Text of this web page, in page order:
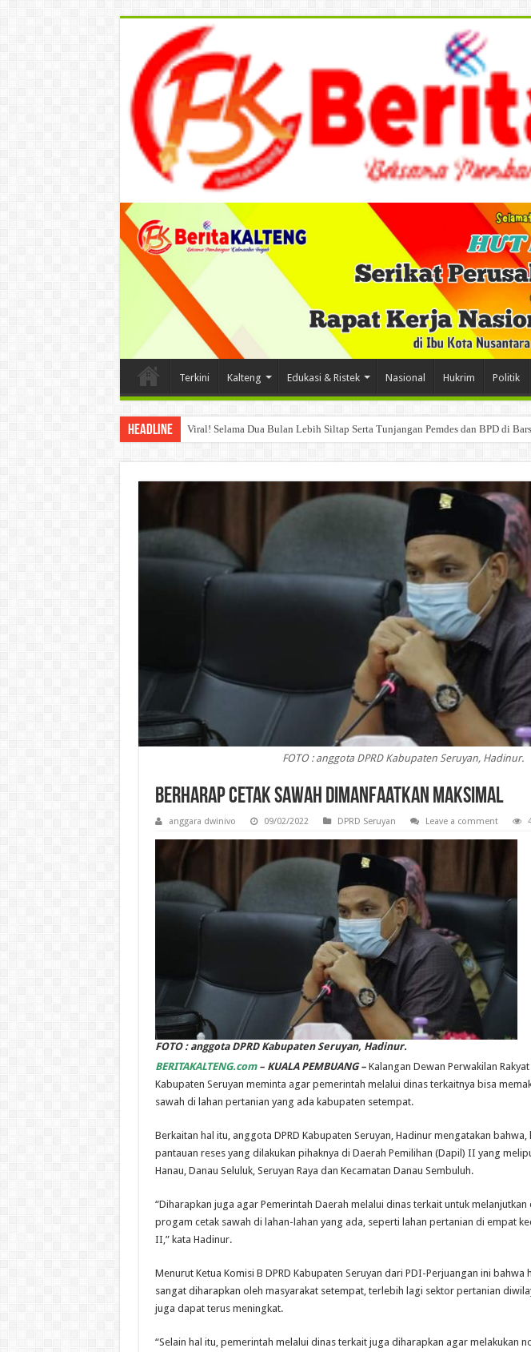
Terkini Kalteng Edukasi & Ristek Nasional Hukrim Politik
Headline Viral! Selama Dua Bulan Lebih Siltap Serta Tunjangan Pemdes dan BPD di
FOTO : anggota DPRD Kabupaten Seruyan, Hadinur.
Berharap Cetak Sawah Dimanfaatkan Maksimal
anggara dwinivo 09/02/2022 DPRD Seruyan Leave a comment
FOTO : anggota DPRD Kabupaten Seruyan, Hadinur.
BERITAKALTENG.com– KUALA PEMBUANG – Kalangan Dewan Perwakilan Rakyat
Kabupaten Seruyan meminta agar pemerintah melalui dinas terkaitnya bisa
sawah di lahan pertanian yang ada kabupaten setempat.
Berkaitan hal itu, anggota DPRD Kabupaten Seruyan, Hadinur mengatakan
pantauan reses yang dilakukan pihaknya di Daerah Pemilihan (Dapil) II yang
Hanau, Danau Seluluk, Seruyan Raya dan Kecamatan Danau Sembuluh.
“Diharapkan juga agar Pemerintah Daerah melalui dinas terkait untuk melanjutkan
progam cetak sawah di lahan-lahan yang ada, seperti lahan pertanian di empat
II,” kata Hadinur.
Menurut Ketua Komisi B DPRD Kabupaten Seruyan dari PDI-Perjuangan ini bahwa
sangat diharapkan oleh masyarakat setempat, terlebih lagi sektor pertanian
juga dapat terus meningkat.
“Selain hal itu, pemerintah melalui dinas terkait juga diharapkan agar melakukan